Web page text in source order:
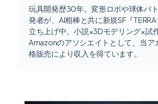
玩具開発歴30年。変形ロボや球体バ
発者が、AI相棒と共に新規SF『TERRA
立ち上げ中。小説×3Dモデリング×試
Amazonのアソシエイトとして、当ア
格販売により収入を得ています。